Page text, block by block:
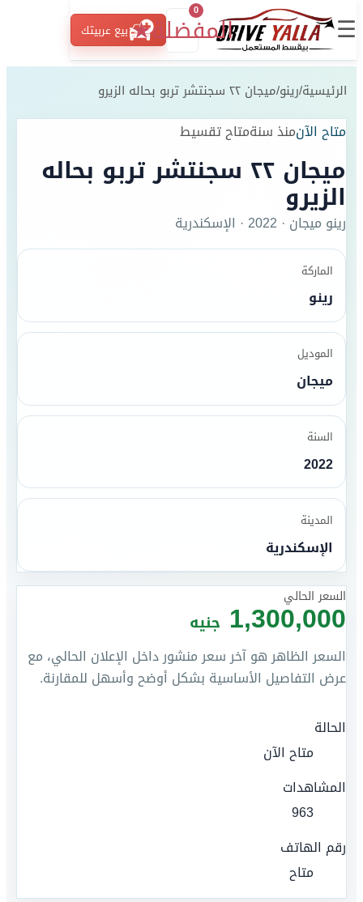
☰ المفضلة
0
★ بيع عربيتك
الرئيسية/رينو/ميجان ٢٢ سجنتشر تربو بحاله الزيرو
متاح الآنمنذ سنةمتاح تقسيط
ميجان ٢٢ سجنتشر تربو بحاله
الزيرو
رينو ميجان ·
2022
· الإسكندرية
الماركة
رينو
الموديل
ميجان
السنة
2022
المدينة
الإسكندرية
السعر الحالي
1,300,000 جنيه
السعر الظاهر هو آخر سعر منشور داخل الإعلان الحالي، مع
عرض التفاصيل الأساسية بشكل أوضح وأسهل للمقارنة.
الحالة
متاح الآن
المشاهدات
963
رقم الهاتف
متاح